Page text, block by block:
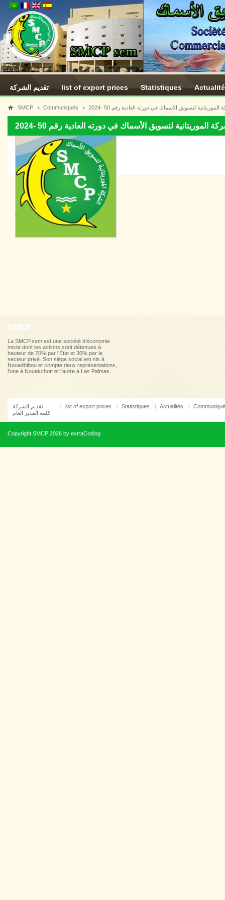
تقديم الشركة list of export prices Statistiques
SMCP Communiqués لتسويق الأسماك في دورته العادية رقم 50 -2024
لتسويق الأسماك في دورته العادية رقم 50 -2024
SMCP
La SMCP.sem est une société d’économie
mixte dont les actions sont détenues à
hauteur de 70% par l’État et 30% par le
secteur privé. Son siège social est sis à
Nouadhibou et compte deux représentations,
l’une à Nouakchott et l’autre à Las Palmas.
تقديم الشركة
كلمة المدير العام
list of export prices Statistiques Actualités
Copyright SMCP 2026 by extraCoding